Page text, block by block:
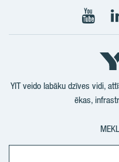
Seko
mums
YIT veido labāku dzīves vidi,
ēkas,